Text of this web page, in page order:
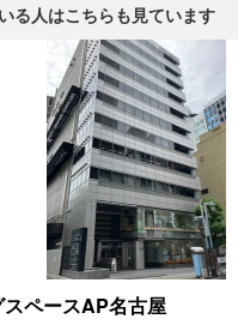
る人はこちらも見ています
スペースAP名古屋